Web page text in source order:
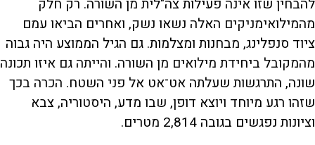
להבחין שזו אינה פעילות צה"לית מן השורה. רק חלק
מהמילואימניקים האלה נשאו נשק, ואחרים הביאו עמם
ציוד סנפלינג, מבחנות ומצלמות. גם הגיל הממוצע היה גבוה
מהמקובל ביחידת מילואים מן השורה. והייתה גם איזו תכונה
שונה, התרגשות שעלתה אט־אט אל פני השטח. הכרה בכך
שזהו רגע מיוחד ויוצא דופן, שבו מדע, היסטוריה, צבא
וציונות נפגשים בגובה 2,814 מטרים.